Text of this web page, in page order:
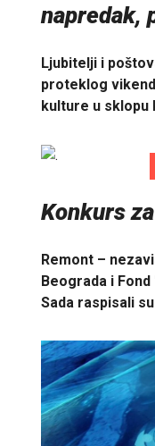
napredak,
Ljubitelji i
proteklog
kulture u
Konkurs
Remont –
Beograda i
Sada raspisali